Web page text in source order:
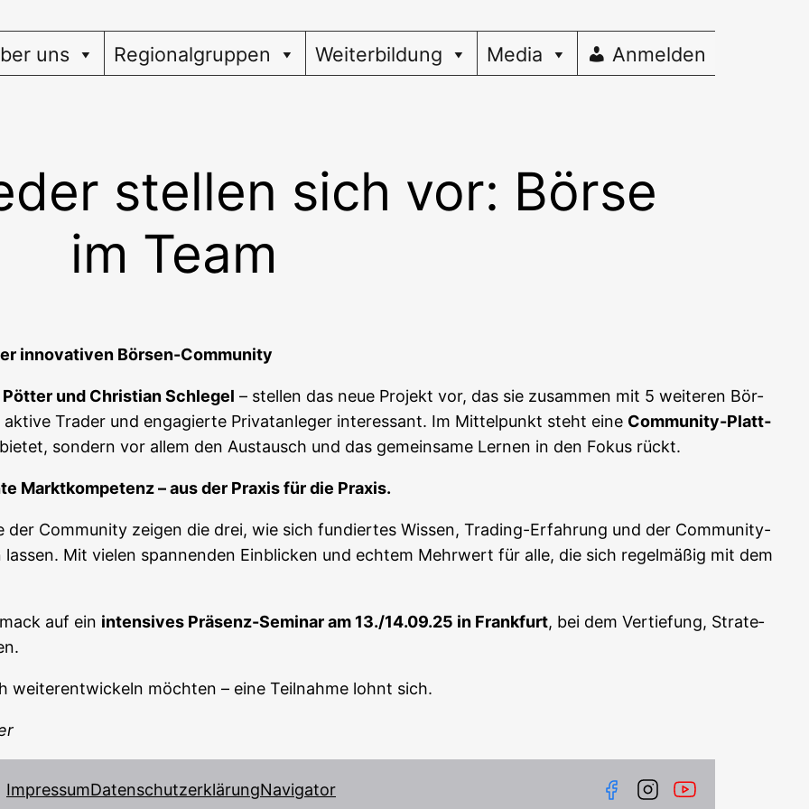
uns Regionalgruppen Weiterbildung Media Anmelden
stellen sich vor: Börse
im Team
inno­va­ti­ven Börsen-Community
Pöt­ter und Chris­ti­an Schle­gel – stel­len das neue Pro­jekt vor, das sie zusam­men mit 5 wei­te­ren Bör­
Trader und enga­gier­te Pri­vat­an­le­ger inter­es­sant. Im Mit­tel­punkt steht eine Com­mu­ni­ty-Platt­
son­dern vor allem den Aus­tausch und das gemein­sa­me Ler­nen in den Fokus rückt.
Markt­kom­pe­tenz – aus der Pra­xis für die Praxis.
der Com­mu­ni­ty zei­gen die drei, wie sich fun­dier­tes Wis­sen, Tra­ding-Erfah­rung und der Com­mu­ni­ty-
Mit vie­len span­nen­den Ein­bli­cken und ech­tem Mehr­wert für alle, die sich regel­mä­ßig mit dem
auf ein inten­si­ves Prä­senz-Semi­nar am 13./14.09.25 in Frank­furt, bei dem Ver­tie­fung, Stra­te­
wei­ter­ent­wi­ckeln möch­ten – eine Teil­nah­me lohnt sich.
ImpressumDatenschutzerklärungNavigator